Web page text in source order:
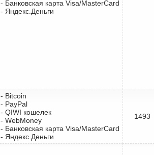
- Банковская карта Visa/MasterCard
- Яндекс.Деньги
- Bitcoin
- PayPal
- QIWI кошелек
- WebMoney
- Банковская карта Visa/MasterCard
- Яндекс.Деньги
1493